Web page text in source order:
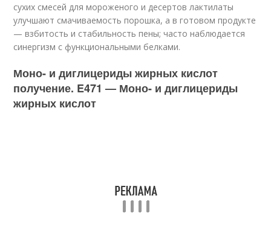
сухих смесей для мо­роженого и десертов лактилаты
улучшают смачиваемость порош­ка, а в готовом продукте
— взбитость и стабильность пены; часто наблюдается
синергизм с функциональными белками.
Моно- и диглицериды жирных кислот
получение. E471 — Моно- и диглицериды
жирных кислот